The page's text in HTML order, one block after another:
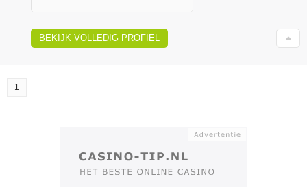
BEKIJK VOLLEDIG PROFIEL
1